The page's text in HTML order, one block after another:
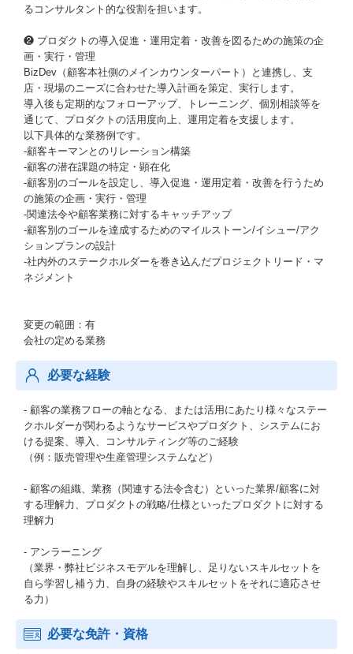
るコンサルタント的な役割を担います。
❷ プロダクトの導入促進・運用定着・改善を図るための施策の企
画・実行・管理
BizDev（顧客本社側のメインカウンターパート）と連携し、支
店・現場のニーズに合わせた導入計画を策定、実行します。
導入後も定期的なフォローアップ、トレーニング、個別相談等を
通じて、プロダクトの活用度向上、運用定着を支援します。
以下具体的な業務例です。
‐顧客キーマンとのリレーション構築
‐顧客の潜在課題の特定・顕在化
‐顧客別のゴールを設定し、導入促進・運用定着・改善を行うため
の施策の企画・実行・管理
‐関連法令や顧客業務に対するキャッチアップ
‐顧客別のゴールを達成するためのマイルストーン/イシュー/アク
ションプランの設計
‐社内外のステークホルダーを巻き込んだプロジェクトリード・マ
ネジメント
変更の範囲：有
会社の定める業務
必要な経験
- 顧客の業務フローの軸となる、または活用にあたり様々なステー
クホルダーが関わるようなサービスやプロダクト、システムにお
ける提案、導入、コンサルティング等のご経験
（例：販売管理や生産管理システムなど）
- 顧客の組織、業務（関連する法令含む）といった業界/顧客に対
する理解力、プロダクトの戦略/仕様といったプロダクトに対する
理解力
- アンラーニング
（業界・弊社ビジネスモデルを理解し、足りないスキルセットを
自ら学習し補う力、自身の経験やスキルセットをそれに適応させ
る力）
必要な免許・資格